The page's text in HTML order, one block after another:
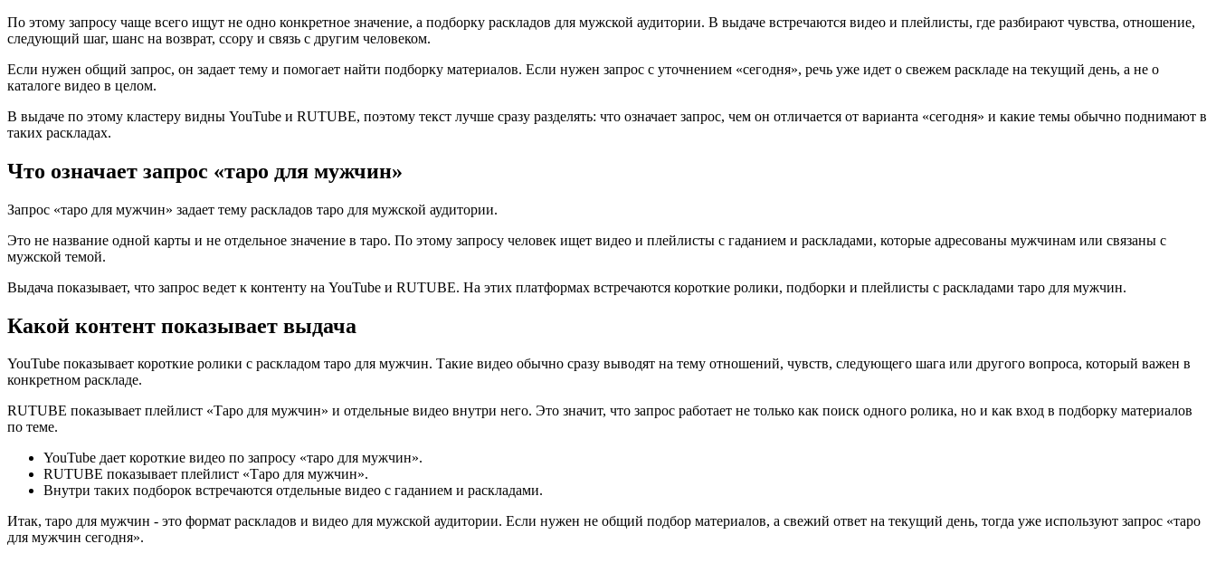
По этому запросу чаще всего ищут не одно конкретное значение, а подборку раскладов для мужской аудитории. В выдаче встречаются видео и плейлисты, где разбирают чувства, отношение,
следующий шаг, шанс на возврат, ссору и связь с другим человеком.
Если нужен общий запрос, он задает тему и помогает найти подборку материалов. Если нужен запрос с уточнением «сегодня», речь уже идет о свежем раскладе на текущий день, а не о
каталоге видео в целом.
В выдаче по этому кластеру видны YouTube и RUTUBE, поэтому текст лучше сразу разделять: что означает запрос, чем он отличается от варианта «сегодня» и какие темы обычно поднимают в
таких раскладах.
Что означает запрос «таро для мужчин»
Запрос «таро для мужчин» задает тему раскладов таро для мужской аудитории.
Это не название одной карты и не отдельное значение в таро. По этому запросу человек ищет видео и плейлисты с гаданием и раскладами, которые адресованы мужчинам или связаны с
мужской темой.
Выдача показывает, что запрос ведет к контенту на YouTube и RUTUBE. На этих платформах встречаются короткие ролики, подборки и плейлисты с раскладами таро для мужчин.
Какой контент показывает выдача
YouTube показывает короткие ролики с раскладом таро для мужчин. Такие видео обычно сразу выводят на тему отношений, чувств, следующего шага или другого вопроса, который важен в
конкретном раскладе.
RUTUBE показывает плейлист «Таро для мужчин» и отдельные видео внутри него. Это значит, что запрос работает не только как поиск одного ролика, но и как вход в подборку материалов
по теме.
YouTube дает короткие видео по запросу «таро для мужчин».
RUTUBE показывает плейлист «Таро для мужчин».
Внутри таких подборок встречаются отдельные видео с гаданием и раскладами.
Итак, таро для мужчин - это формат раскладов и видео для мужской аудитории. Если нужен не общий подбор материалов, а свежий ответ на текущий день, тогда уже используют запрос «таро
для мужчин сегодня».